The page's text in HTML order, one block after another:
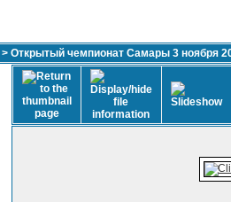
> Открытый чемпионат Самары 3 ноября